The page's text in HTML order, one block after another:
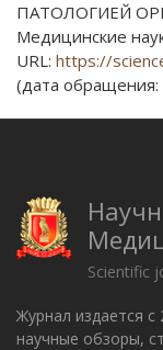
ПАТОЛОГИЕЙ
Медицинские
URL: https://
(дата обращения:
Scientific
Журнал издается с
научные обзоры,